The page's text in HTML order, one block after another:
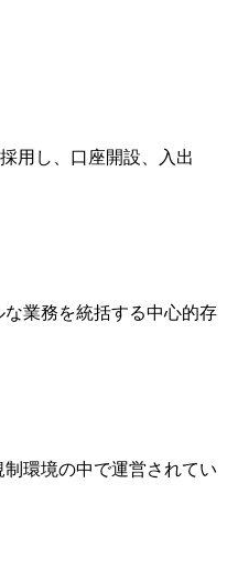
用し、口座開設、入出
業務を統括する中心的存
環境の中で運営されてい